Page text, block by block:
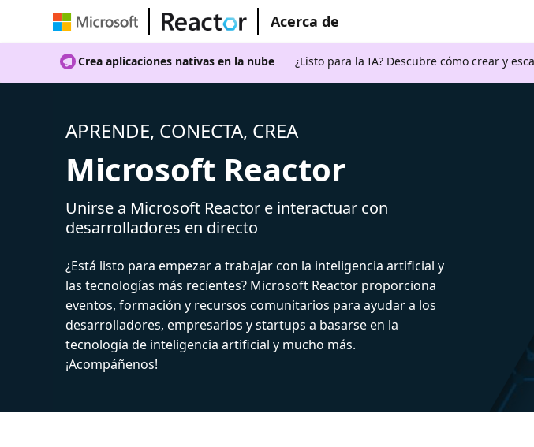
Acerca de
Crea aplicaciones nativas en la nube ¿Listo para la IA? Descubre cómo crear y
APRENDE, CONECTA, CREA
Microsoft Reactor
Unirse a Microsoft Reactor e interactuar con
desarrolladores en directo
¿Está listo para empezar a trabajar con la inteligencia artificial y
las tecnologías más recientes? Microsoft Reactor proporciona
eventos, formación y recursos comunitarios para ayudar a los
desarrolladores, empresarios y startups a basarse en la
tecnología de inteligencia artificial y mucho más.
¡Acompáñenos!